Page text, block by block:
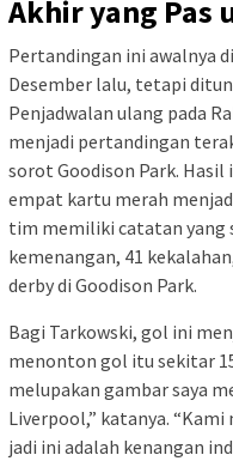
Akhir yang Pas
Pertandingan ini awalnya
Desember lalu, tetapi
Penjadwalan ulang pada
menjadi pertandingan
sorot Goodison Park.
empat kartu merah
tim memiliki catatan yang
kemenangan, 41
derby di Goodison Park.
Bagi Tarkowski, gol ini
menonton gol itu sekitar
melupakan gambar saya
Liverpool,” katanya.
jadi ini adalah kenangan